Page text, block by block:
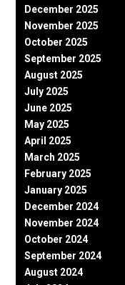
December 2025
November 2025
October 2025
September 2025
August 2025
July 2025
June 2025
May 2025
April 2025
March 2025
February 2025
January 2025
December 2024
November 2024
October 2024
September 2024
August 2024